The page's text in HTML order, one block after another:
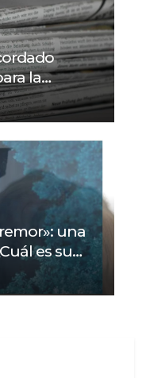
la
de los
por Israel
una
es su